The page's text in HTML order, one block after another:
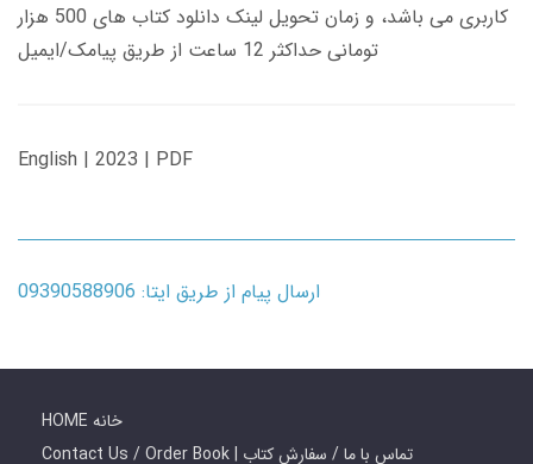
کاربری می باشد، و زمان تحویل لینک دانلود کتاب های 500 هزار
تومانی حداکثر 12 ساعت از طریق پیامک/ایمیل
English | 2023 | PDF
ارسال پیام از طریق ایتا: 09390588906
HOME خانه
Contact Us / Order Book | تماس با ما / سفارش کتاب